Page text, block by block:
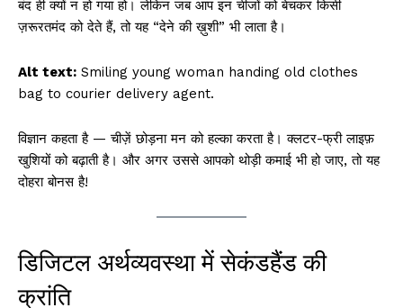
बंद ही क्यों न हो गया हो। लेकिन जब आप इन चीजों को बेचकर किसी
ज़रूरतमंद को देते हैं, तो यह “देने की ख़ुशी” भी लाता है।
Alt text: Smiling young woman handing old clothes
bag to courier delivery agent.
विज्ञान कहता है — चीज़ें छोड़ना मन को हल्का करता है। क्लटर-फ्री लाइफ़
खुशियों को बढ़ाती है। और अगर उससे आपको थोड़ी कमाई भी हो जाए, तो यह
दोहरा बोनस है!
डिजिटल अर्थव्यवस्था में सेकंडहैंड की
क्रांति